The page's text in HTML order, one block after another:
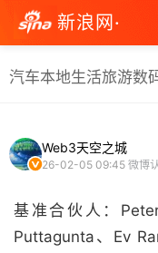
新浪网·
汽车本地生活旅游数
Web3天空之城
26-02-05 09:45 微博认证
基准合伙人：
Puttagunta、Ev